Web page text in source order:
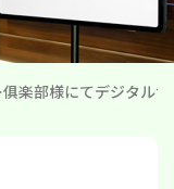
楽部様にてデジタル